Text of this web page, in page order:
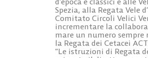
Spezia, alla Regata Vele
Comitato Circoli Velici
incrementare la
mare un numero
la Regata dei Cetacei
“Le istruzioni di Regata